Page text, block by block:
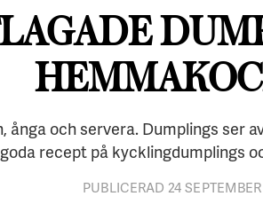
ånga och servera. Dumplings ser
recept på kycklingdumplings
PUBLICERAD 24